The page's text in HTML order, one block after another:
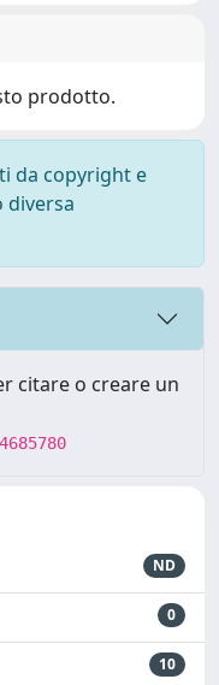
prodotto.
da copyright e
diversa
citare o creare un
ND
0
10